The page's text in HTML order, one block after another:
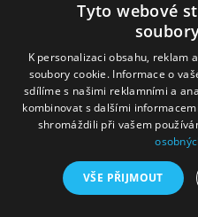
Kontakt
tel:+421 903/554
tel:+421 907/813
tel:+421 905/803
Tyto webové
K personalizaci obsahu, reklam
soubory cookie. Informace o
sdílíme s našimi reklamními a
kombinovat s dalšími
shromáždili při vašem
VŠE PŘIJMOUT